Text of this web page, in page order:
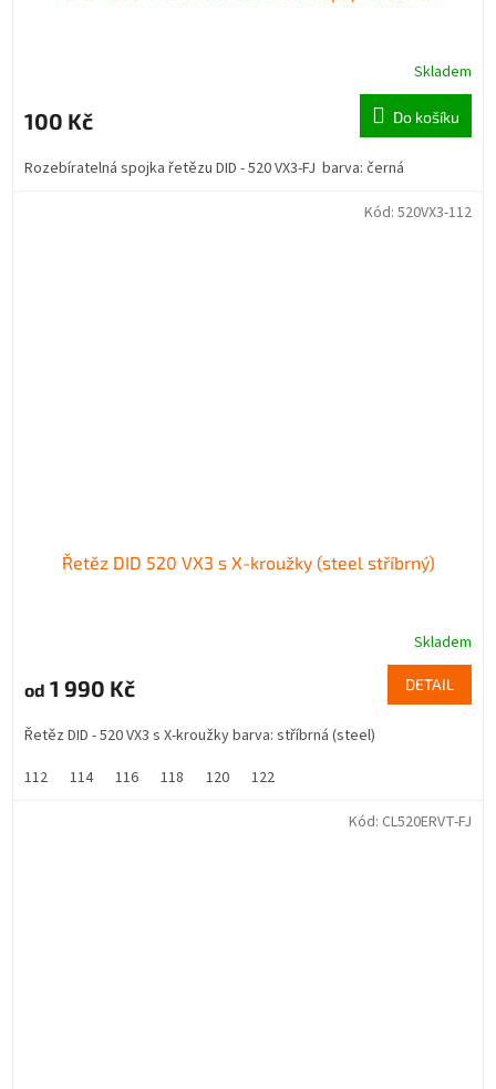
Skladem
100 Kč Do košíku
Rozebíratelná spojka řetězu DID - 520 VX3-FJ barva: černá
Řetěz DID 520 VX3 s X-kroužky (steel stříbrný)
Skladem
od 1 990 Kč DETAIL
Řetěz DID - 520 VX3 s X-kroužky barva: stříbrná (steel)
112
114 116 118 120 122
Kód: 520VX3-112
Kód: CL520ERVT-FJ